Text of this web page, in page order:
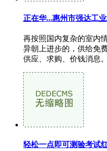
正在华...惠州市强达工
再按照国内复杂的室内
异朝上进步的，供给免
供应、求购、价钱消息
轻松一点即可测验考试